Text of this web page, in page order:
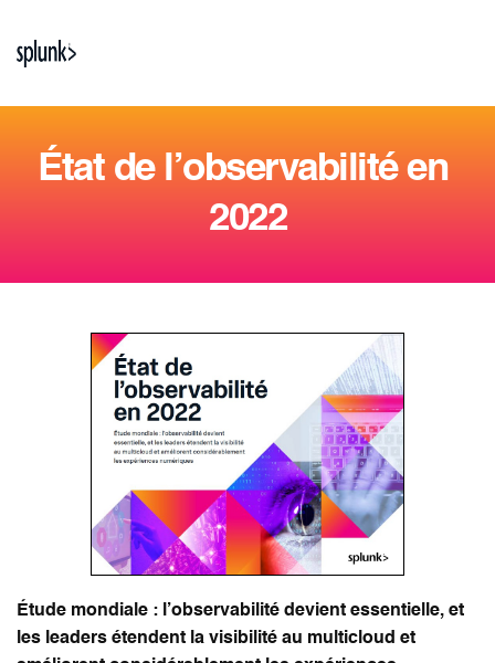
État de l’observabilité en
2022
Étude mondiale : l’observabilité devient essentielle, et
les leaders étendent la visibilité au multicloud et